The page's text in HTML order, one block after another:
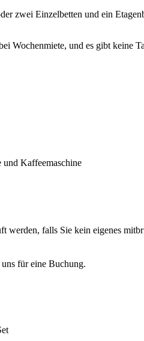
zwei Einzelbetten und ein
Wochenmiete, und es gibt
Kaffeemaschine
werden, falls Sie kein eigenes
für eine Buchung.